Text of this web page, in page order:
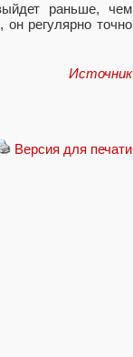
раньше, чем
регулярно точно
Источник
Версия для печати